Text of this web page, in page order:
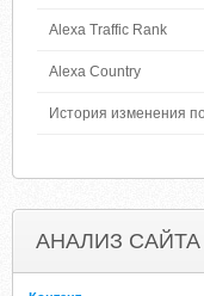
Alexa Traffic Rank
Alexa Country
История изменения
АНАЛИЗ САЙТА